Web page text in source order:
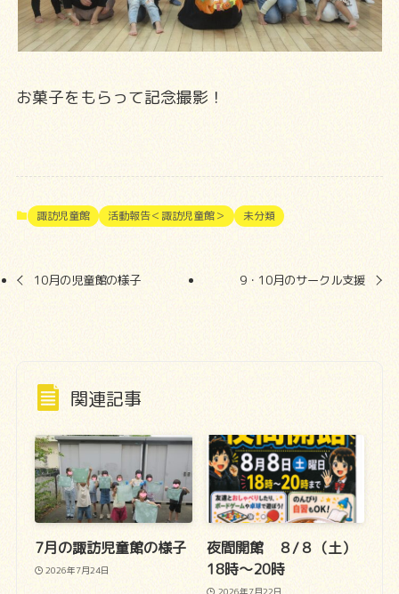
お菓子をもらって記念撮影！
諏訪児童館 活動報告＜諏訪児童館＞ 未分類
10月の児童館の様子 9・10月のサークル支援
関連記事
7月の諏訪児童館の様子
2026年7月24日
夜間開館 ８/８（土）
18時～20時
2026年7月22日